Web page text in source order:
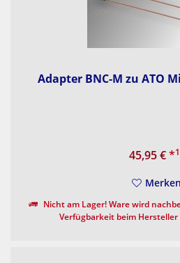
Adapter BNC-M zu ATO
45,95 €*1
Merken
Nicht am Lager! Ware wird
Verfügbarkeit beim Hersteller